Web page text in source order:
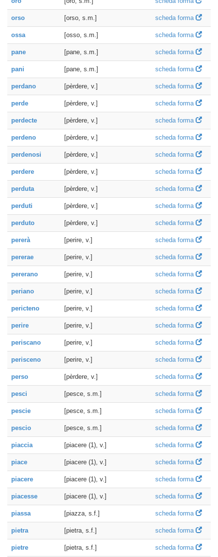
orso [orso, s.m.] scheda forma
ossa [osso, s.m.] scheda forma
pane [pane, s.m.] scheda forma
pani [pane, s.m.] scheda forma
perdano [pèrdere, v.] scheda forma
perde [pèrdere, v.] scheda forma
perdecte [pèrdere, v.] scheda forma
perdeno [pèrdere, v.] scheda forma
perdenosi [pèrdere, v.] scheda forma
perdere [pèrdere, v.] scheda forma
perduta [pèrdere, v.] scheda forma
perduti [pèrdere, v.] scheda forma
perduto [pèrdere, v.] scheda forma
pererà [perire, v.] scheda forma
pererae [perire, v.] scheda forma
pererano [perire, v.] scheda forma
periano [perire, v.] scheda forma
pericteno [perire, v.] scheda forma
perire [perire, v.] scheda forma
periscano [perire, v.] scheda forma
perisceno [perire, v.] scheda forma
perso [pèrdere, v.] scheda forma
pesci [pesce, s.m.] scheda forma
pescie [pesce, s.m.] scheda forma
pescio [pesce, s.m.] scheda forma
piaccia [piacere (1), v.] scheda forma
piace [piacere (1), v.] scheda forma
piacere [piacere (1), v.] scheda forma
piacesse [piacere (1), v.] scheda forma
piassa [piazza, s.f.] scheda forma
pietra [pietra, s.f.] scheda forma
pietre [pietra, s.f.] scheda forma